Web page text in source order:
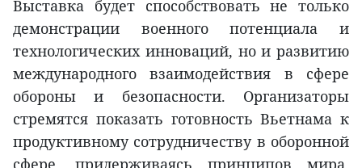
Выставка будет способствовать не только
демонстрации военного потенциала и
технологических инноваций, но и развитию
международного взаимодействия в сфере
обороны и безопасности. Организаторы
стремятся показать готовность Вьетнама к
продуктивному сотрудничеству в оборонной
сфере, придерживаясь принципов мира,